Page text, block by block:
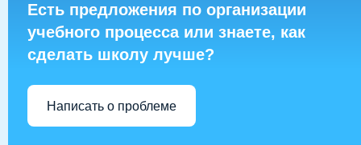
Есть предложения по организации
учебного процесса или знаете, как
сделать школу лучше?
Написать о проблеме